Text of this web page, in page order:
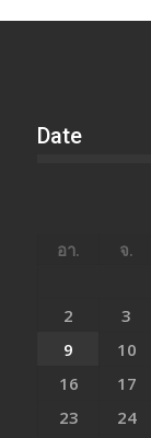
Date
อา. จ.
2
3
9
10
16
17
23
24